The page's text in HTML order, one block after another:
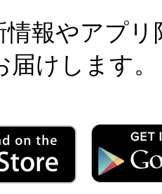
情報やアプリ
届けします。